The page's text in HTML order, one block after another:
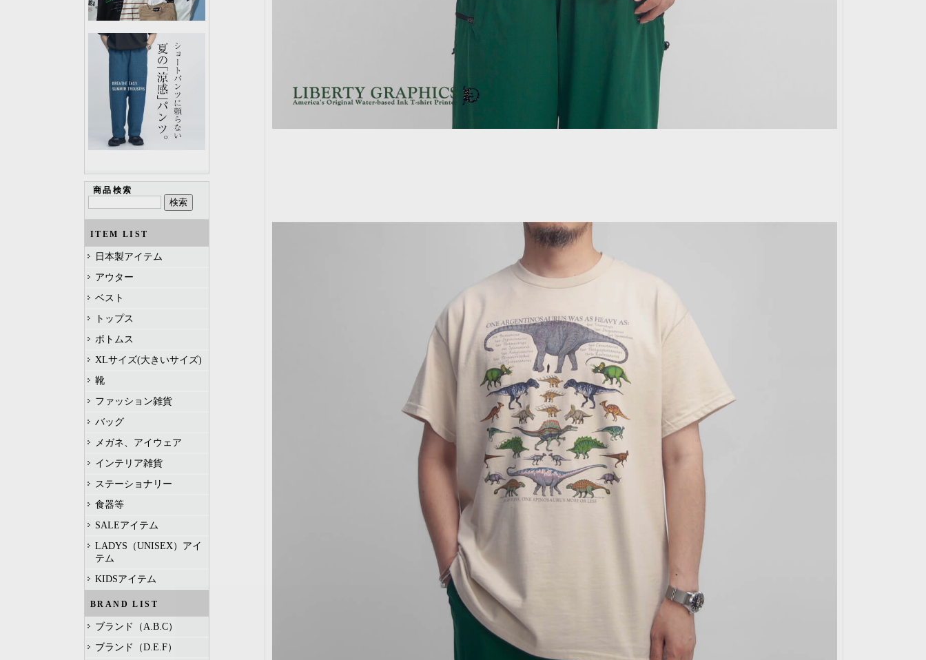
商品検索
ITEM LIST
日本製アイテム
アウター
ベスト
トップス
ボトムス
XLサイズ(大きいサイズ)
靴
ファッション雑貨
バッグ
メガネ、アイウェア
インテリア雑貨
ステーショナリー
食器等
SALEアイテム
LADYS（UNISEX）アイ
テム
KIDSアイテム
BRAND LIST
ブランド（A.B.C）
ブランド（D.E.F）